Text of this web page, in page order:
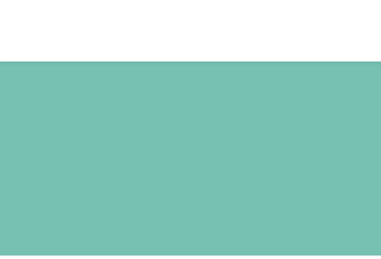
content